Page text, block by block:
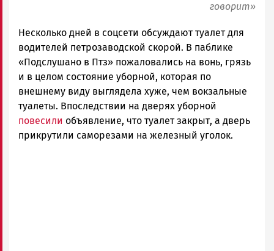
говорит»
Несколько дней в соцсети обсуждают туалет для
водителей петрозаводской скорой. В паблике
«Подслушано в Птз» пожаловались на вонь, грязь
и в целом состояние уборной, которая по
внешнему виду выглядела хуже, чем вокзальные
туалеты. Впоследствии на дверях уборной
повесили объявление, что туалет закрыт, а дверь
прикрутили саморезами на железный уголок.